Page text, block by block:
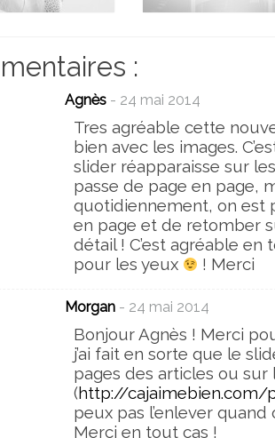
:
Agnès - 24 mai 2014
Tres agréable cette
bien avec les images.
slider réapparaisse sur
passe de page en page,
quotidiennement, on est
en page et de retomber
détail ! C’est agréable
pour les yeux
! Merci
Morgan - 24 mai 2014
Bonjour Agnès ! Merci
j’ai fait en sorte que le
pages des articles ou
(http://
peux pas l’enlever
Merci en tout cas !